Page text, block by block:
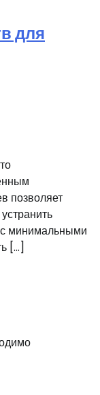
для
позволяет
минимальными
[…]